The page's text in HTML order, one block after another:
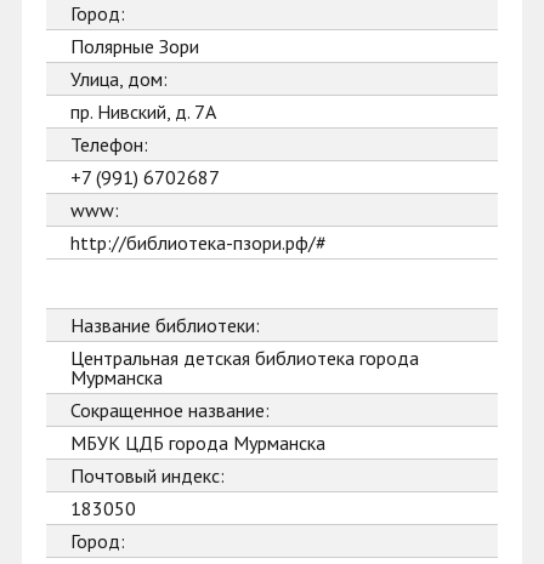
Город:
Полярные Зори
Улица, дом:
пр. Нивский, д. 7А
Телефон:
+7 (991) 6702687
www:
http://библиотека-пзори.рф/#
Название библиотеки:
Центральная детская библиотека города
Мурманска
Сокращенное название:
МБУК ЦДБ города Мурманска
Почтовый индекс:
183050
Город: